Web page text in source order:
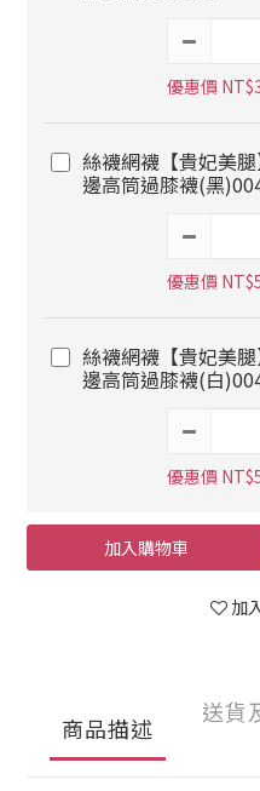
優惠價
絲襪網襪【貴妃美
邊高筒過膝襪(黑
優惠價
絲襪網襪【貴妃美
邊高筒過膝襪(白
優惠價
加入購物車
加
商品描述
送貨